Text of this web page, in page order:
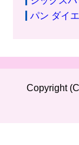
パン ダイ
Copyright